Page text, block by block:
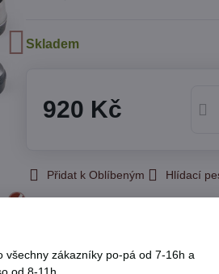
Skladem
920 Kč
Přidat k Oblíbeným Hlídací
všechny zákazníky po-pá od 7-16h a
od 8-11h